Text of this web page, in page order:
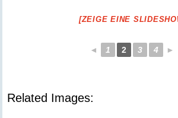
[ZEIGE EINE
◄ 1 2 3 4 ►
Related Images: